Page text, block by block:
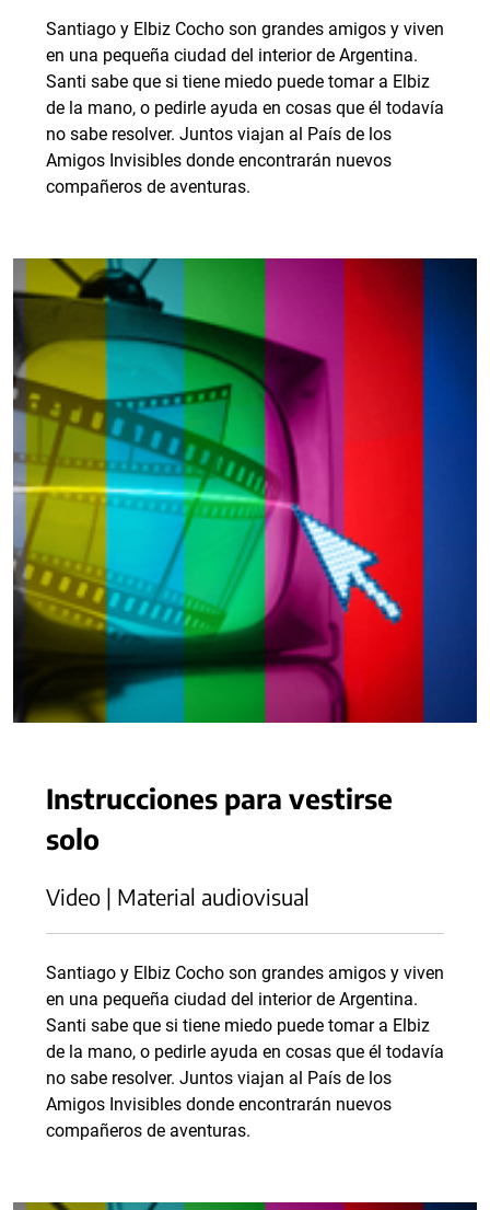
Santiago y Elbiz Cocho son grandes amigos y viven
en una pequeña ciudad del interior de Argentina.
Santi sabe que si tiene miedo puede tomar a Elbiz
de la mano, o pedirle ayuda en cosas que él todavía
no sabe resolver. Juntos viajan al País de los
Amigos Invisibles donde encontrarán nuevos
compañeros de aventuras.
Instrucciones para vestirse
solo
Video | Material audiovisual
Santiago y Elbiz Cocho son grandes amigos y viven
en una pequeña ciudad del interior de Argentina.
Santi sabe que si tiene miedo puede tomar a Elbiz
de la mano, o pedirle ayuda en cosas que él todavía
no sabe resolver. Juntos viajan al País de los
Amigos Invisibles donde encontrarán nuevos
compañeros de aventuras.